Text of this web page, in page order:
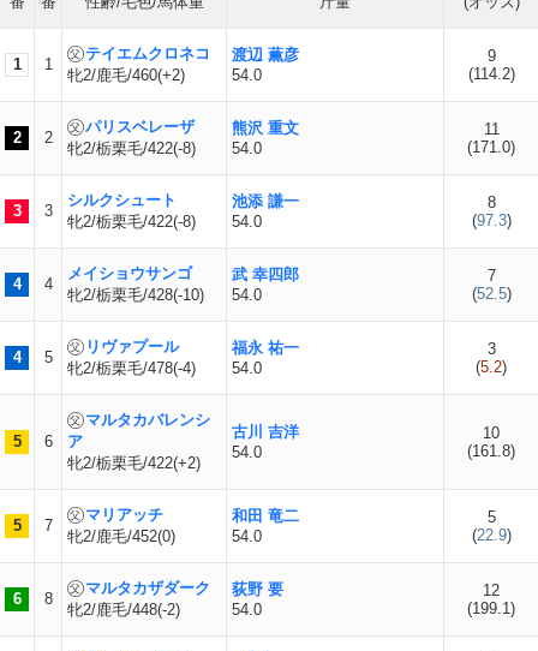
1 1
テイエムクロネコ
牝2/鹿毛/460(+2)
渡辺 薫彦
54.0
9
(114.2)
2 2
パリスベレーザ
牝2/栃栗毛/422(-8)
熊沢 重文
54.0
11
(171.0)
3 3
シルクシュート
牝2/栃栗毛/422(-8)
池添 謙一
54.0
8
(97.3)
4 4
メイショウサンゴ
牝2/栃栗毛/428(-10)
武 幸四郎
54.0
7
(52.5)
4 5
リヴァプール
牝2/栃栗毛/478(-4)
福永 祐一
54.0
3
(5.2)
5 6
マルタカバレンシ
ア
牝2/栃栗毛/422(+2)
古川 吉洋
54.0
10
(161.8)
5 7
マリアッチ
牝2/鹿毛/452(0)
和田 竜二
54.0
5
(22.9)
6 8
マルタカザダーク
牝2/鹿毛/448(-2)
荻野 要
54.0
12
(199.1)